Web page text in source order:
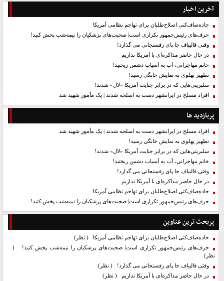
آخرین اخبار
جاده‌صاف‌کنی اصلاح‌طلبان برای تهاجم نظامی آمریکا
حرف‌های رئیس‌جمهور تکراری است| صحبت‌های پزشکیان را نیمه‌شب پخش کنید!
وقتی قالیباف جا پای رفسنجانی می گذارد!
در حال حاضر مذاکره‌ای با آمریکا نداریم
خانم مهاجرانی، آب به آسیاب دشمن ریختید!
تطهیر پهلوی به نمایش خانگی رسید!
سلبریتی‌هایی که در برابر جنایت آمریکا «لال» شدند!
افراد مسلح در ایرانشهر دست به اسلحه شدند | یک مأمور شهید شد
پربازدید ها
افراد مسلح در ایرانشهر دست به اسلحه شدند | یک مأمور شهید شد
تطهیر پهلوی به نمایش خانگی رسید!
سلبریتی‌هایی که در برابر جنایت آمریکا «لال» شدند!
خانم مهاجرانی، آب به آسیاب دشمن ریختید!
وقتی قالیباف جا پای رفسنجانی می گذارد!
در حال حاضر مذاکره‌ای با آمریکا نداریم
جاده‌صاف‌کنی اصلاح‌طلبان برای تهاجم نظامی آمریکا
حرف‌های رئیس‌جمهور تکراری است| صحبت‌های پزشکیان را نیمه‌شب پخش کنید!
پربحث ترین عناوین
جاده‌صاف‌کنی اصلاح‌طلبان برای تهاجم نظامی آمریکا
( نظر)
حرف‌های رئیس‌جمهور تکراری است| صحبت‌های پزشکیان را نیمه‌شب پخش کنید!
(
نظر)
وقتی قالیباف جا پای رفسنجانی می گذارد! ( نظر)
در حال حاضر مذاکره‌ای با آمریکا نداریم
( نظر)